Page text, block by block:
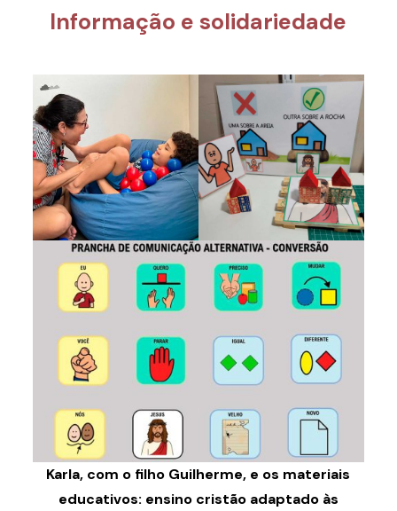
Informação e solidariedade
Karla, com o filho Guilherme, e os materiais
educativos: ensino cristão adaptado às